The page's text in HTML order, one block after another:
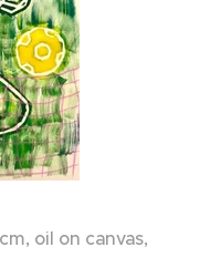
oil on canvas,